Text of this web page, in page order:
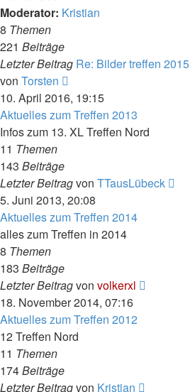
Moderator: Kristian
8 Themen
221 Beiträge
Letzter Beitrag Re: Bilder treffen 2015
von Torsten
Beitrag
10. April 2016, 19:15
Aktuelles zum Treffen 2013
Infos zum 13. XL Treffen Nord
11 Themen
143 Beiträge
Letzter Beitragvon TTausLübeck
5. Juni 2013, 20:08
Aktuelles zum Treffen 2014
alles zum Treffen in 2014
8 Themen
183 Beiträge
Letzter Beitragvon volkerxl
18. November 2014, 07:16
Aktuelles zum Treffen 2012
12 Treffen Nord
11 Themen
174Beiträge
Letzter Beitragvon Kristian